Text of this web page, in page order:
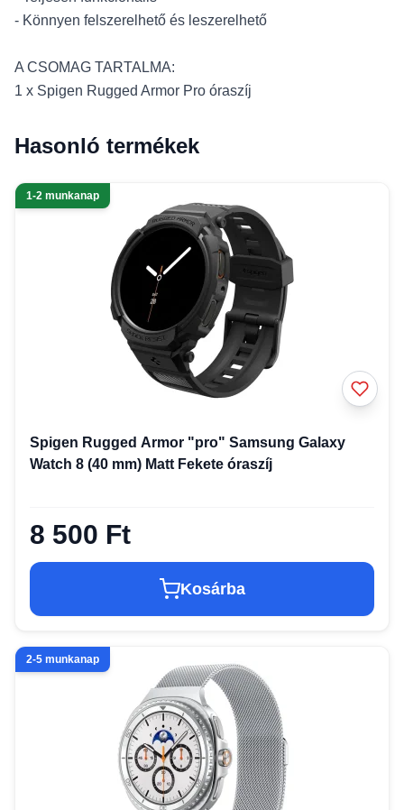
- Könnyen felszerelhető és leszerelhető
A CSOMAG TARTALMA:
1 x Spigen Rugged Armor Pro óraszíj
Hasonló termékek
1-2 munkanap
Spigen Rugged Armor "pro" Samsung Galaxy
Watch 8 (40 mm) Matt Fekete óraszíj
8 500 Ft
Kosárba
2-5 munkanap